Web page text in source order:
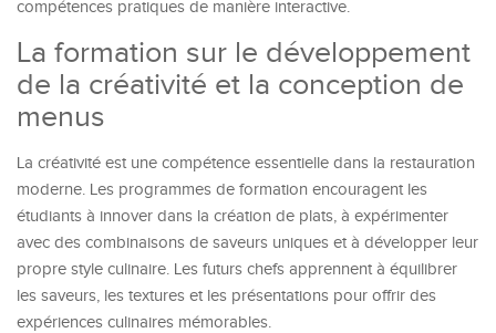
compétences pratiques de manière interactive.
La formation sur le développement
de la créativité et la conception de
menus
La créativité est une compétence essentielle dans la restauration
moderne. Les programmes de formation encouragent les
étudiants à innover dans la création de plats, à expérimenter
avec des combinaisons de saveurs uniques et à développer leur
propre style culinaire. Les futurs chefs apprennent à équilibrer
les saveurs, les textures et les présentations pour offrir des
expériences culinaires mémorables.